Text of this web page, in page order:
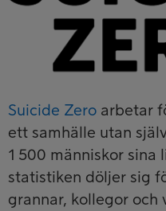
Suicide Zero arbetar
ett samhälle utan
1 500 människor sina
statistiken döljer sig
grannar, kollegor och